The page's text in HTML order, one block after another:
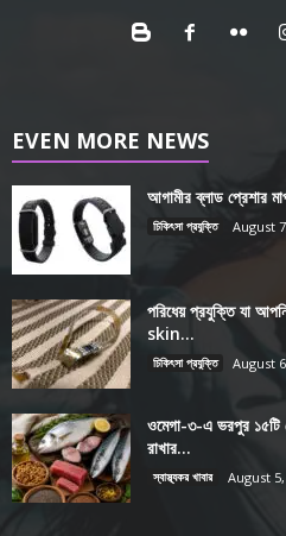
EVEN MORE NEWS
আগামীর ব্লাড প্রেশার
চিকিৎসা প্রযুক্তি August
পরিধেয় প্রযুক্তি যা
skin...
চিকিৎসা প্রযুক্তি August
ওমেগা-৩-এ ভরপুর ১৫টি
রাখার...
স্বাস্থ্যকর খাবার August